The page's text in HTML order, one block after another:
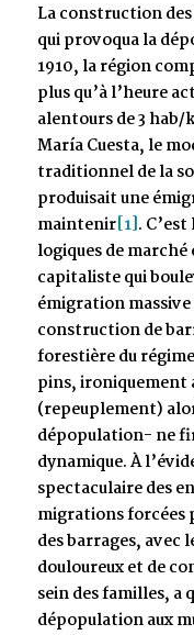
La construction
qui provoqua la
1910, la région
plus qu’à l’heure
alentours de 3 hab/
María Cuesta, le
traditionnel de la
produisait une
maintenir[1].
logiques de
capitaliste qui
émigration
construction de
forestière du
pins, ironiquement
(repeuplement)
dépopulation- ne
dynamique. À
spectaculaire des
migrations forcées
des barrages, avec
douloureux et de
sein des familles, a
dépopulation aux